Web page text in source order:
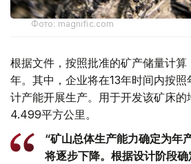
Фото: magnific.com
根据文件，按照批准的矿产储量计算
年。其中，企业将在13年时间内按
计产能开展生产。用于开发该矿床
4.499平方公里。
“矿山总体生产能力确定为年
将逐步下降。根据设计阶段